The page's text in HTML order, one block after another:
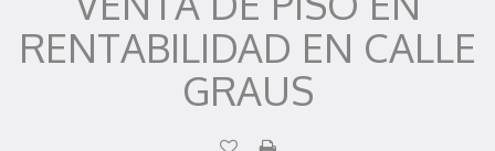
RENTABILIDAD EN CALLE
GRAUS